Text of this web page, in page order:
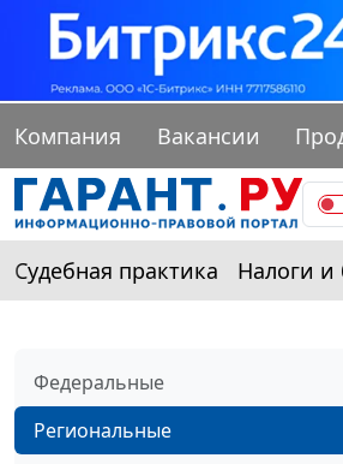
Компания Вакансии
Судебная практика Налоги и
Федеральные
Региональные